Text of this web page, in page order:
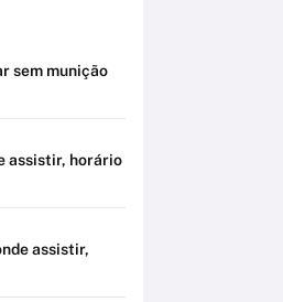
sem munição
assistir, horário
assistir,